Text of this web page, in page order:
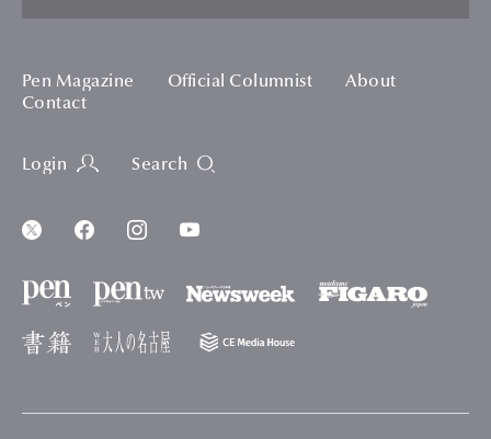
Pen Magazine Official Columnist
About
Contact
Login Search